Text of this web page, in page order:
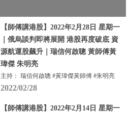
【師傅講港股】2022年2月28日 星期一
｜俄烏談判即將展開 港股再度破底 資
源航運股飆升｜瑞信何啟聰 黃師傅黃
瑋傑 朱明亮
主持： 瑞信何啟聰 #黃瑋傑黃師傅 #朱明亮
2022/02/28
【師傅講港股】2022年2月14日 星期一